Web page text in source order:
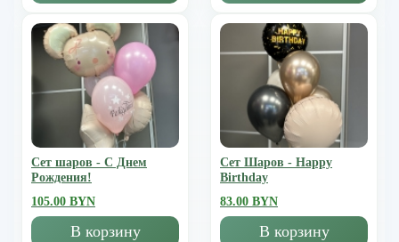
Сет шаров - С Днем
Рождения!
105.00 BYN
В корзину
Сет Шаров - Happy
Birthday
83.00 BYN
В корзину